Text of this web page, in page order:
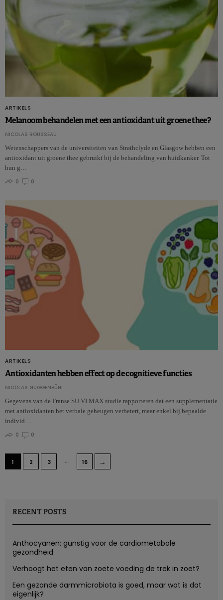
ARTIKELS
Melanoom behandelen met een antioxidant uit groene thee?
NICOLAS ROUSSEAU
Wetenschappers van de universiteiten van Strathclyde en Glasgow hebben een
antioxidant uit groene thee gebruikt bij de behandeling van huidkanker. Tot
hun g…
0
0
ARTIKELS
Antioxidanten hebben effect op de cognitieve functies
NICOLAS GUGGENBÜHL
Gegevens van de Franse SU.VI.MAX studie rapporteren dat een supplementatie
met antioxidanten het verbale geheugen verbetert, maar enkel bij bepaalde
individ…
0
0
1 2 3 … 16 →
RECENT POSTS
Anthocyanen: gunstig voor de cardiometabole
gezondheid
Verhoogt het eten van zoete voeding de trek in zoet?
Een gezonde darmmicrobiota is goed, maar wat is dat
eigenlijk?